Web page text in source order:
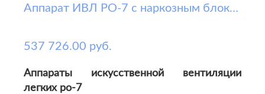
Аппарат ИВЛ РО-7 с наркозным блоком, монитором реаниматолога (SpO2, ЧП, АД, ЭКГ, параметры дыхания, канал термометрии, тревоги) и встроенным ИБП (38.587)
537 726.00 руб.
Аппараты искусственной вентиляции
легких ро-7